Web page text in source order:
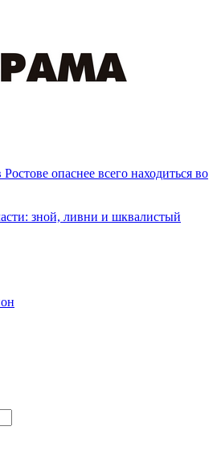
опаснее всего находиться во
зной, ливни и шквалистый